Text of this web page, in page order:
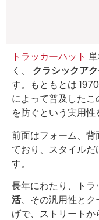
トラッカーハット
く、 クラシックア
す。もともとは
によって普及した
を防ぐという実用性
前面はフォーム、
ており、スタイル
す。
長年にわたり、トラ
活、その汎用性と
げで、ストリート